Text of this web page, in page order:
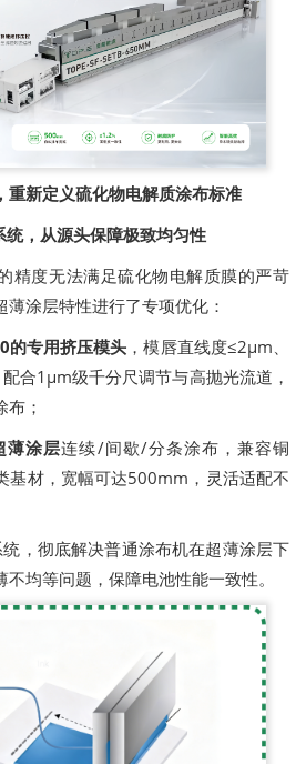
重新定义硫化物电解质涂布标准
，从源头保障极致均匀性
精度无法满足硫化物电解质膜的严苛
涂层特性进行了专项优化：
的专用挤压模头 ，模唇直线度≤2μm、
合1μm级千分尺调节与高抛光流道，
；
薄涂层连续/间歇/分条涂布，兼容铜
基材，宽幅可达500mm，灵活适配不
，彻底解决普通涂布机在超薄涂层下
均等问题，保障电池性能一致性。